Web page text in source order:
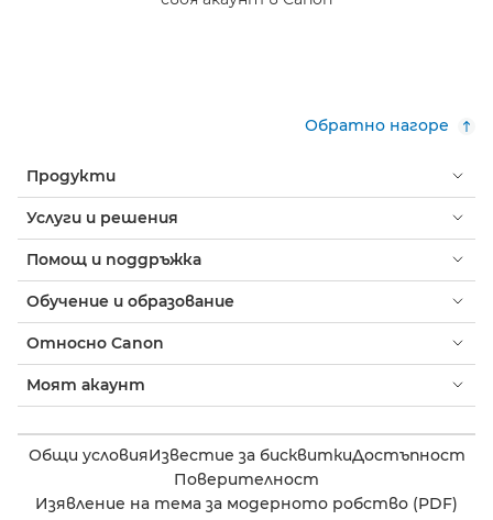
Обратно нагоре
Продукти
Услуги и решения
Помощ и поддръжка
Обучение и образование
Относно Canon
Моят акаунт
Общи условияИзвестие за бисквиткиДостъпност
Поверителност
Изявление на тема за модерното робство (PDF)